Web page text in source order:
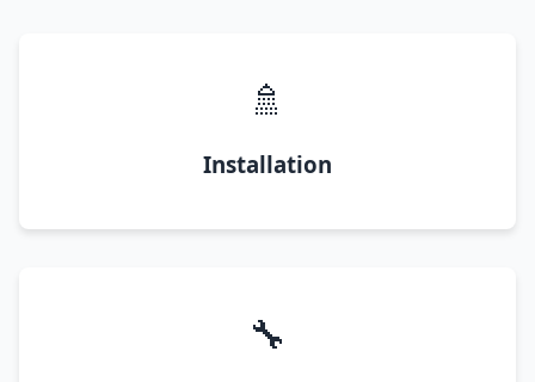
🚿
Installation
🔧